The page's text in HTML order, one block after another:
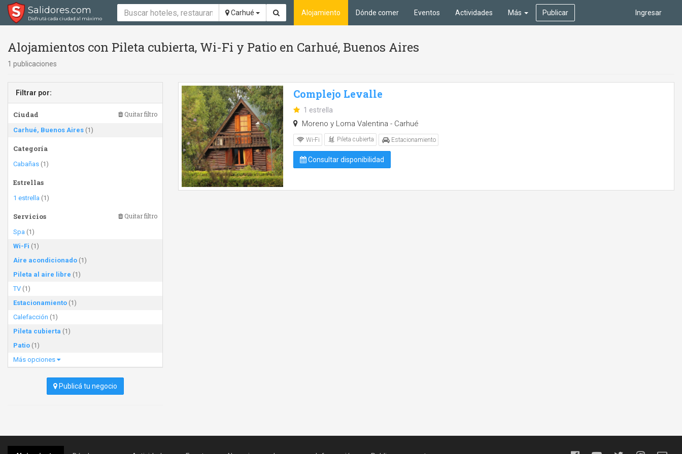
Salidores.com
Disfrutá cada ciudad al máximo
Carhué Ingresar
Alojamiento Dónde comer Eventos Actividades Más Publicar
Alojamientos con Pileta cubierta, Wi-Fi y Patio en Carhué, Buenos Aires
1 publicaciones
Filtrar por:
Ciudad Quitar filtro
Carhué, Buenos Aires (1)
Categoría
Cabañas (1)
Estrellas
1 estrella (1)
Servicios Quitar filtro
Spa (1)
Wi-Fi (1)
Aire acondicionado (1)
Pileta al aire libre (1)
TV (1)
Estacionamiento (1)
Calefacción (1)
Pileta cubierta (1)
Patio (1)
Más opciones
Publicá tu negocio
Complejo Levalle
1 estrella
Moreno y Loma Valentina - Carhué
Wi-Fi Pileta cubierta Estacionamiento
Consultar disponibilidad